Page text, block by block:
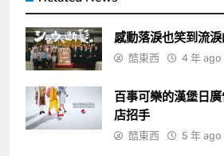
感動落淚也笑到流
酷東西 4 年 ago
百事可樂的漢堡日
店招手
酷東西 5 年 ago